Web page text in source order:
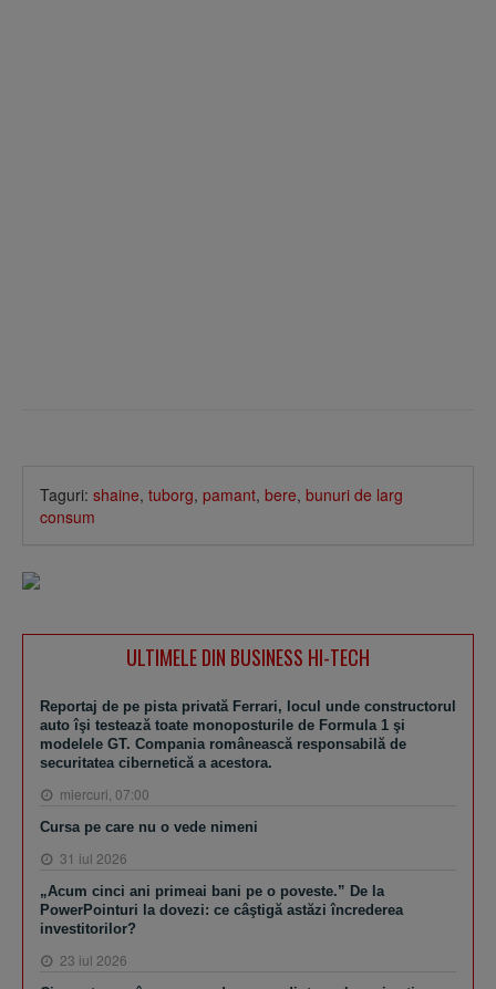
Taguri: shaine, tuborg, pamant, bere, bunuri de larg
consum
ULTIMELE DIN BUSINESS HI-TECH
Reportaj de pe pista privată Ferrari, locul unde constructorul
auto îşi testează toate monoposturile de Formula 1 şi
modelele GT. Compania românească responsabilă de
securitatea cibernetică a acestora.
miercuri, 07:00
Cursa pe care nu o vede nimeni
31 iul 2026
„Acum cinci ani primeai bani pe o poveste.” De la
PowerPointuri la dovezi: ce câştigă astăzi încrederea
investitorilor?
23 iul 2026